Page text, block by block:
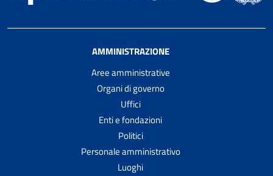
AMMINISTRAZIONE
Aree amministrative
Organi di governo
Uffici
Enti e fondazioni
Politici
Personale amministrativo
Luoghi